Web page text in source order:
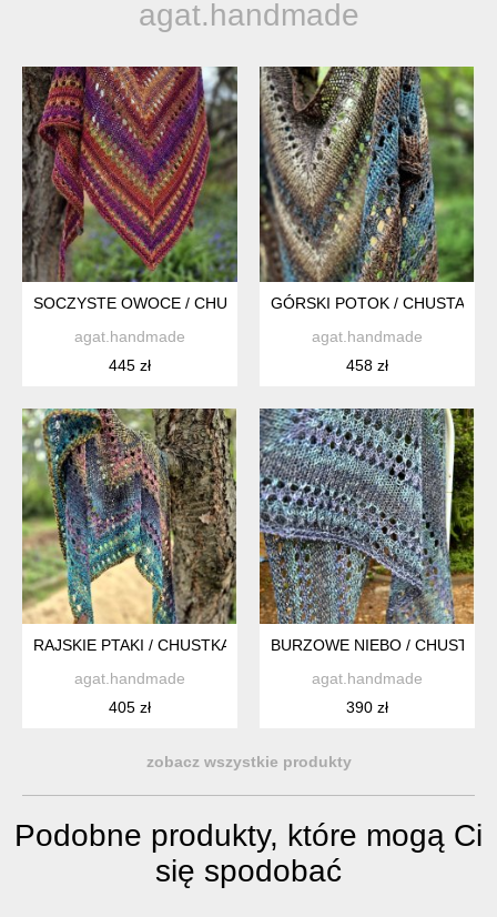
agat.handmade
SOCZYSTE OWOCE / CHUSTKA Z NORO
agat.handmade
445 zł
GÓRSKI POTOK / CHUSTA Z
agat.handmade
458 zł
RAJSKIE PTAKI / CHUSTKA Z BAWEŁNY
agat.handmade
405 zł
BURZOWE NIEBO / CHUSTKA
agat.handmade
390 zł
zobacz wszystkie produkty
Podobne produkty, które mogą Ci
się spodobać